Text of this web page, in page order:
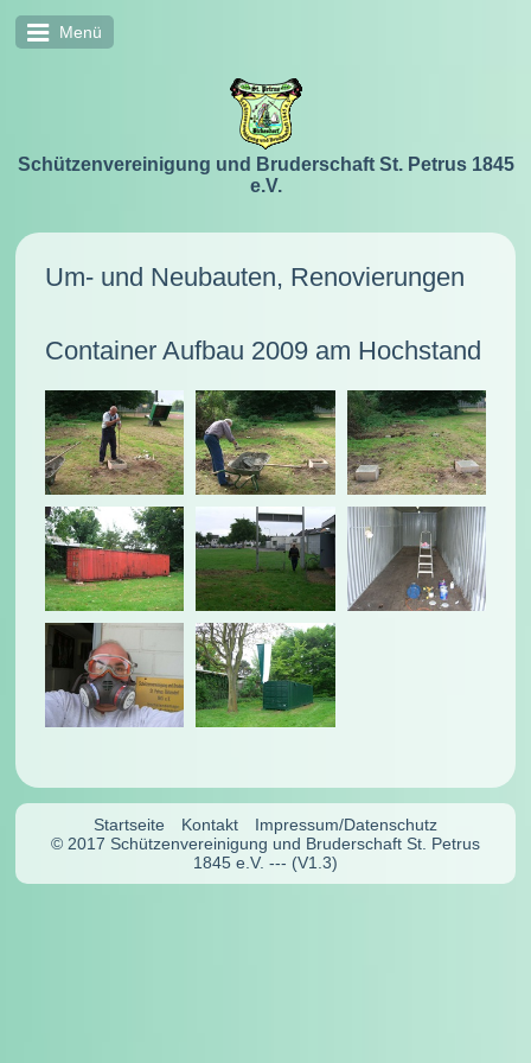
Menü
Schützenvereinigung und Bruderschaft St. Petrus 1845
e.V.
Um- und Neubauten, Renovierungen
Container Aufbau 2009 am Hochstand
Startseite Kontakt
Impressum/Datenschutz
© 2017 Schützenvereinigung und Bruderschaft St. Petrus
1845 e.V. --- (V1.3)